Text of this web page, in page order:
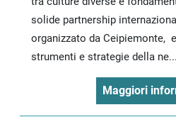
solide partnership
organizzato da Ceipiemonte,
strumenti e strategie della ne...
Maggiori